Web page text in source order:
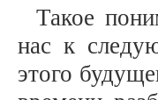
Такое
нас к
этого